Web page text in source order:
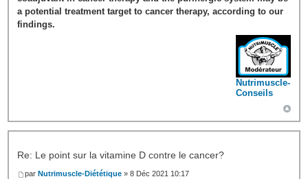
a potential treatment target to cancer therapy, according to our
findings.
Nutrimuscle-
Conseils
Re: Le point sur la vitamine D contre le cancer?
par Nutrimuscle-Diététique » 8 Déc 2021 10:17